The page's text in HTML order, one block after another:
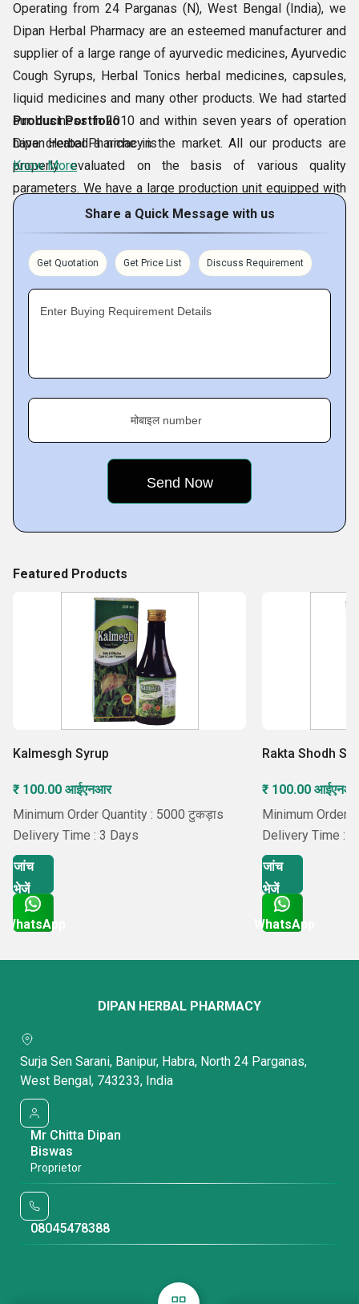
Operating from 24 Parganas (N), West Bengal (India), we
Dipan Herbal Pharmacy are an esteemed manufacturer and
supplier of a large range of ayurvedic medicines, Ayurvedic
Cough Syrups, Herbal Tonics herbal medicines, capsules,
liquid medicines and many other products. We had started
our business in 2010 and within seven years of operation
have created a niche in the market. All our products are
properly evaluated on the basis of various quality
parameters. We have a large production unit equipped with
advanced machinery to make these products efficiently and
within the scheduled time span. All our products are highly
qualitative and we have earned our position in the market
because of our keen detailing of products.
Product Portfolio
Dipan Herbal Pharmacy is
Know More
Share a Quick Message with us
Get Quotation Get Price List Discuss Requirement
Enter Buying Requirement Details
मोबाइल number
Featured Products
Kalmesgh Syrup
₹ 100.00 आईएनआर
Minimum Order Quantity : 5000 टुकड़ाs
Delivery Time : 3 Days
जांच
भेजें
WhatsApp
Rakta Shodh
₹ 100.00
Minimum Order
Delivery Time :
जांच
भेजें
WhatsApp
DIPAN HERBAL PHARMACY
Surja Sen Sarani, Banipur, Habra, North 24 Parganas,
West Bengal, 743233, India
Mr Chitta Dipan
Biswas
Proprietor
08045478388